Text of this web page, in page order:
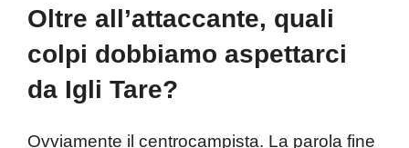
Oltre all’attaccante, quali
colpi dobbiamo aspettarci
da Igli Tare?
Ovviamente il centrocampista. La parola fine